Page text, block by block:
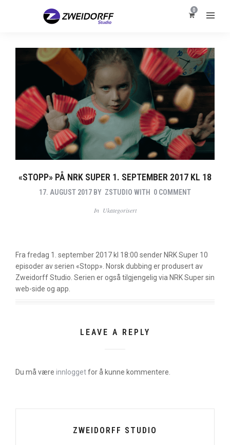
0
«STOPP» PÅ NRK SUPER 1. SEPTEMBER 2017 KL 18
17. AUGUST 2017 BY ZSTUDIO WITH 0 COMMENT
In Ukategorisert
Fra fredag 1. september 2017 kl 18:00 sender NRK Super 10
episoder av serien «Stopp». Norsk dubbing er produsert av
Zweidorff Studio. Serien er også tilgjengelig via NRK Super sin
web-side og app.
LEAVE A REPLY
Du må være innloggetfor å kunne kommentere.
ZWEIDORFF STUDIO